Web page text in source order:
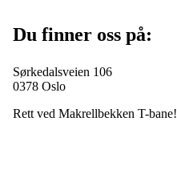
Du finner oss på:
Sørkedalsveien 106
0378 Oslo
Rett ved Makrellbekken T-bane!